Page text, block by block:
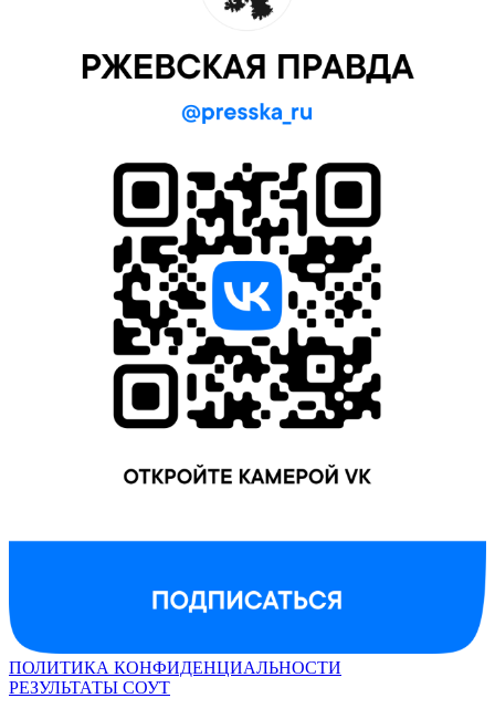
ПОЛИТИКА КОНФИДЕНЦИАЛЬНОСТИ
РЕЗУЛЬТАТЫ СОУТ